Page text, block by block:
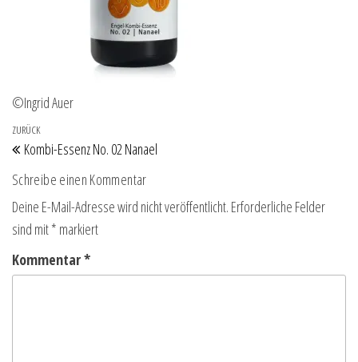
©Ingrid Auer
Beitragsnavigation
Vorheriger Beitrag
ZURÜCK
Kombi-Essenz No. 02 Nanael
Schreibe einen Kommentar
Deine E-Mail-Adresse wird nicht veröffentlicht. Erforderliche Felder
sind mit* markiert
Kommentar*